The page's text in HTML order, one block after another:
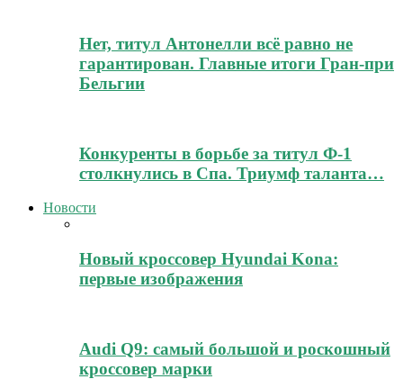
Нет, титул Антонелли всё равно не
гарантирован. Главные итоги Гран-при
Бельгии
Конкуренты в борьбе за титул Ф-1
столкнулись в Спа. Триумф таланта…
Новости
Новый кроссовер Hyundai Kona:
первые изображения
Audi Q9: самый большой и роскошный
кроссовер марки